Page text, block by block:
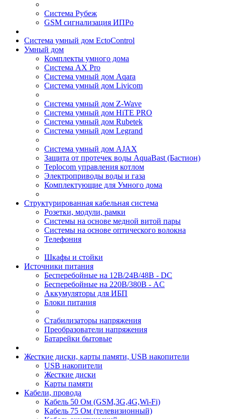
Система Рубеж
GSM сигнализация ИПРо
Система умный дом EctoControl
Умный дом
Комплекты умного дома
Система AX Pro
Система умный дом Aqara
Система умный дом Livicom
Система умный дом Z-Wave
Система умный дом HiTE PRO
Система умный дом Rubetek
Система умный дом Legrand
Система умный дом AJAX
Защита от протечек воды AquaBast (Бастион)
Teplocom управления котлом
Электроприводы воды и газа
Комплектующие для Умного дома
Структурированная кабельная система
Розетки, модули, рамки
Системы на основе медной витой пары
Системы на основе оптического волокна
Телефония
Шкафы и стойки
Источники питания
Бесперебойные на 12В/24В/48В - DC
Бесперебойные на 220В/380В - AC
Аккумуляторы для ИБП
Блоки питания
Стабилизаторы напряжения
Преобразователи напряжения
Батарейки бытовые
Жесткие диски, карты памяти, USB накопители
USB накопители
Жесткие диски
Карты памяти
Кабели, провода
Кабель 50 Ом (GSM,3G,4G,Wi-Fi)
Кабель 75 Ом (телевизионный)